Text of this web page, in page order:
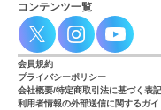
コンテンツ一覧
会員規約
プライバシーポリシー
会社概要/特定商取引法に基づく表記
利用者情報の外部送信に関するガ